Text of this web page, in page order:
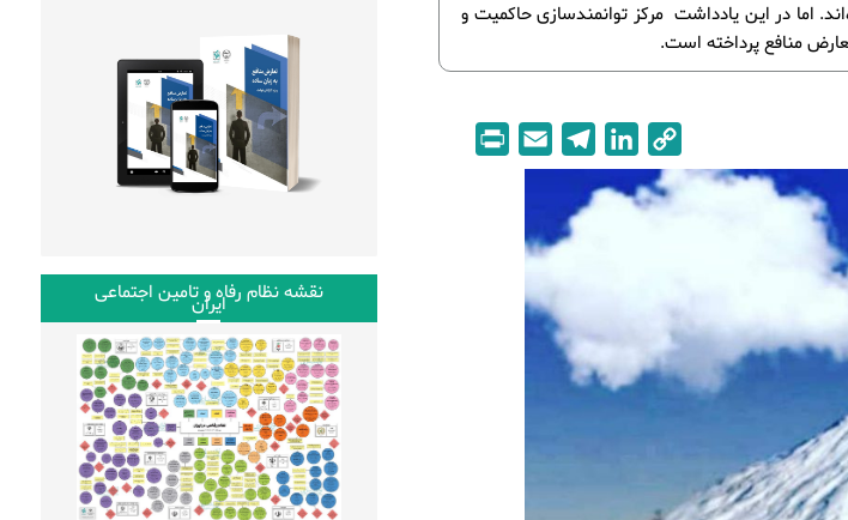
اما در این یادداشت مرکز توانمندسازی حاکمیت و
منافع پرداخته است.
o
p
k
i
n
I
n
e
e
r
a
نقشه نظام رفاه و تامین اجتماعی
ایران